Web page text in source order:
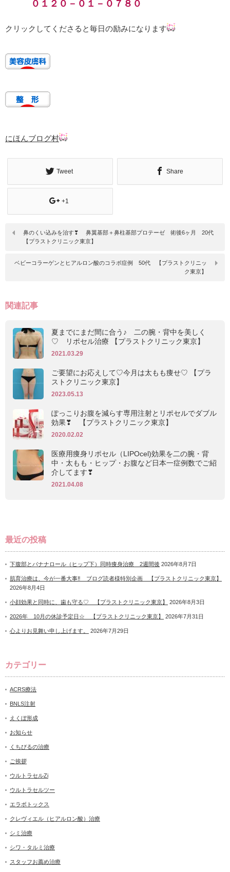
０１２０－０１－０７８０
クリックしてくださると毎日の励みになります
にほんブログ村
Tweet Share
+1
鼻のくい込みを治す❣ 鼻翼基部＋鼻柱基部プロテーゼ 術後6ヶ月 20代
【プラストクリニック東京】
ベビーコラーゲンとヒアルロン酸のコラボ症例 50代 【プラストクリニッ
ク東京】
関連記事
夏までにまだ間に合う♪ 二の腕・背中を美しく
♡ リポセル治療 【プラストクリニック東京】
2021.03.29
ご要望にお応えして♡今月は太もも痩せ♡ 【プラ
ストクリニック東京】
2023.05.13
ぽっこりお腹を減らす専用注射とリポセルでダブル
効果❣ 【プラストクリニック東京】
2020.02.02
医療用痩身リポセル（LIPOcel)効果を二の腕・背
中・太もも・ヒップ・お腹など日本一症例数でご紹
介してます❣
2021.04.08
最近の投稿
下腹部とバナナロール（ヒップ下）同時痩身治療 2週間後 2026年8月7日
肌育治療は、今が一番大事‼ ブログ読者様特別企画 【プラストクリニック東京】
2026年8月4日
小顔効果と同時に、歯も守る♡ 【プラストクリニック東京】 2026年8月3日
2026年 10月の休診予定日☆ 【プラストクリニック東京】 2026年7月31日
心よりお見舞い申し上げます。 2026年7月29日
カテゴリー
ACRS療法
BNLS注射
えくぼ形成
お知らせ
くちびるの治療
ご挨拶
ウルトラセルZi
ウルトラセルツー
エラボトックス
クレヴィエル（ヒアルロン酸）治療
シミ治療
シワ・タルミ治療
スタッフお薦め治療